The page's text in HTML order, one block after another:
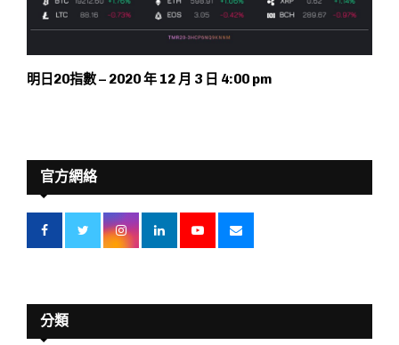
明日20指數 – 2020 年 12 月 3 日 4:00 pm
官方網絡
分類